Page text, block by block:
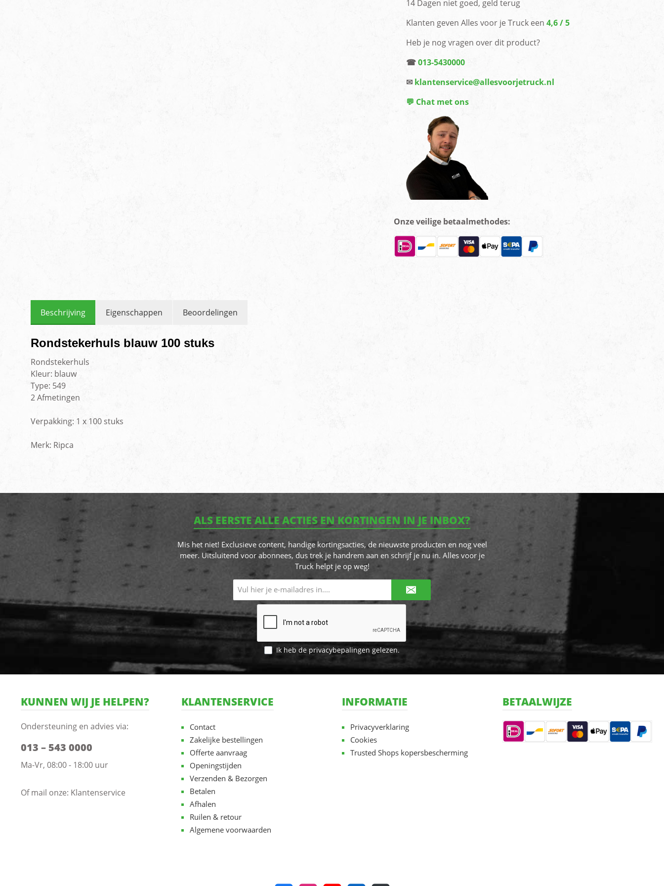
14 Dagen niet goed, geld terug
Klanten geven Alles voor je Truck een 4,6 / 5
Heb je nog vragen over dit product?
☎013-5430000
✉ klantenservice@allesvoorjetruck.nl
💬 Chat met ons
Onze veilige betaalmethodes:
Beschrijving Eigenschappen Beoordelingen
Rondstekerhuls blauw 100 stuks
Rondstekerhuls
Kleur: blauw
Type: 549
2 Afmetingen
Verpakking: 1 x 100 stuks
Merk: Ripca
ALS EERSTE ALLE ACTIES EN KORTINGEN IN JE INBOX?
Mis het niet! Exclusieve content, handige kortingsacties, de nieuwste producten en nog veel
meer. Uitsluitend voor abonnees, dus trek je handrem aan en schrijf je nu in. Alles voor je
Truck helpt je op weg!
mailadres*
Ik heb de privacybepalingen gelezen.
KUNNEN WIJ JE HELPEN?
Ondersteuning en advies via:
013 – 543 0000
Ma-Vr, 08:00 - 18:00 uur
Of mail onze: Klantenservice
KLANTENSERVICE
Contact
Zakelijke bestellingen
Offerte aanvraag
Openingstijden
Verzenden & Bezorgen
Betalen
Afhalen
Ruilen & retour
Algemene voorwaarden
INFORMATIE
Privacyverklaring
Cookies
Trusted Shops kopersbescherming
BETAALWIJZE